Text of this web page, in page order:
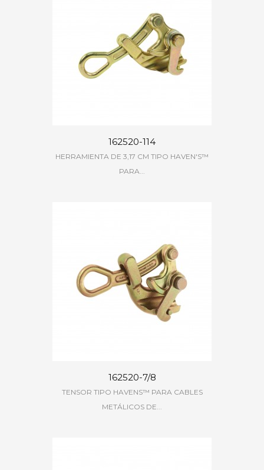
162520-114
HERRAMIENTA DE 3,17 CM TIPO HAVEN'S™
PARA...
162520-7/8
TENSOR TIPO HAVENS™ PARA CABLES
METÁLICOS DE...